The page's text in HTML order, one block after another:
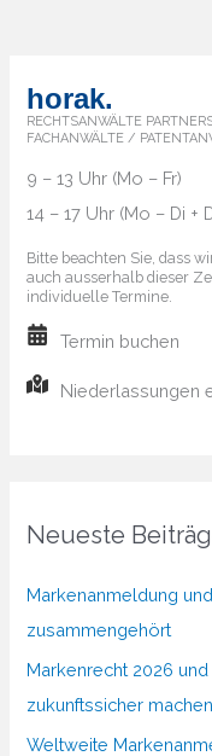
horak.
RECHTSANWÄLTE
FACHANWÄLTE /
9 – 13 Uhr (Mo – Fr)
14 – 17 Uhr (Mo – Di +
Bitte beachten Sie, dass
auch ausserhalb dieser
individuelle Termine.
Termin buchen
Niederlassungen
Neueste
Markenanmeldung
zusammengehört
Markenrecht 2026
zukunftssicher machen
Weltweite